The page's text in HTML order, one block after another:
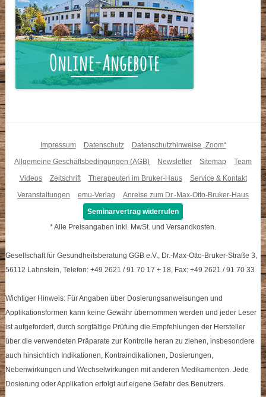
Impressum Datenschutz
Datenschutzhinweise „Zoom“
Allgemeine Geschäftsbedingungen (AGB)
Newsletter Sitemap
Team
Videos
Zeitschrift Therapeuten im Bruker-Haus
Service & Kontakt
Veranstaltungen
emu-Verlag
Anreise zum Dr.-Max-Otto-Bruker-Haus
Seminarvertrag widerrufen
* Alle Preisangaben inkl. MwSt. und Versandkosten.
Gesellschaft für Gesundheitsberatung GGB e.V., Dr.-Max-Otto-Bruker-Straße 3,
56112 Lahnstein, Telefon: +49 2621 / 91 70 17 + 18, Fax: +49 2621 / 91 70 33
Wichtiger Hinweis: Für Angaben über Dosierungsanweisungen und
Applikationsformen kann keine Gewähr übernommen werden und jeder Leser
ist aufgefordert, durch sorgfältige Prüfung die Empfehlungen der Hersteller
über die verwendeten Präparate zur Kontrolle heran zu ziehen, insbesondere
auch hinsichtlich Indikationen, Kontraindikationen, Dosierungen,
Nebenwirkungen und Wechselwirkungen mit anderen Medikamenten. Jede
Dosierung oder Applikation erfolgt auf eigene Gefahr des Benutzers.